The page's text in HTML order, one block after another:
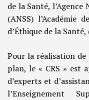
de la Santé,
(ANSS) l’Académie
d’Éthique de la Santé,
Pour la réalisation
plan, le « CRS » est
d’experts et
l’Enseignement